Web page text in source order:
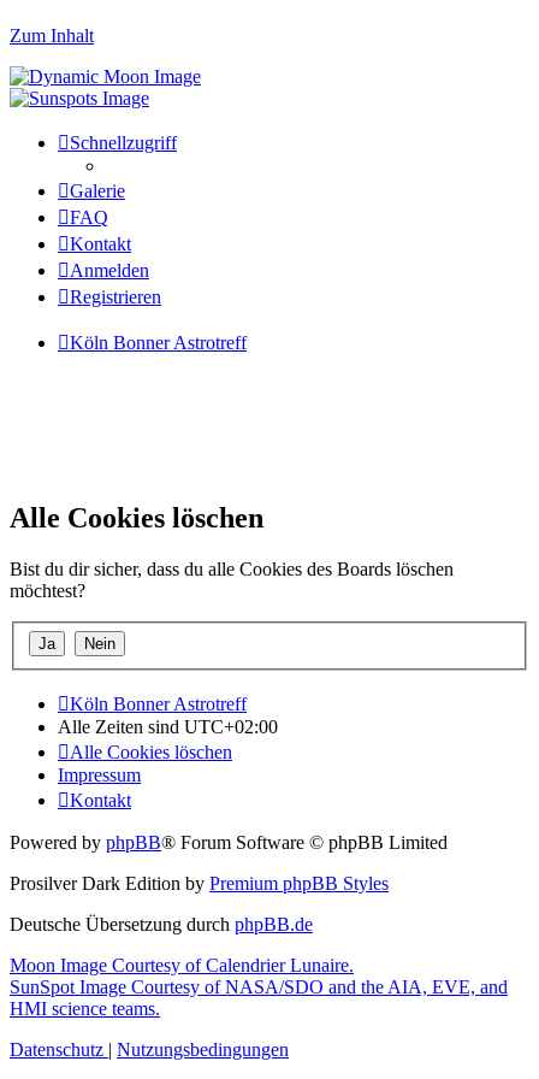
Zum Inhalt
Schnellzugriff
Galerie
FAQ
Kontakt
Anmelden
Registrieren
Köln Bonner Astrotreff
Alle Cookies löschen
Bist du dir sicher, dass du alle Cookies des Boards löschen
möchtest?
Köln Bonner Astrotreff
Alle Zeiten sind UTC+02:00
Alle Cookies löschen
Impressum
Kontakt
Powered by phpBB® Forum Software © phpBB Limited
Prosilver Dark Edition by Premium phpBB Styles
Deutsche Übersetzung durch phpBB.de
Moon Image Courtesy of Calendrier Lunaire.
SunSpot Image Courtesy of NASA/SDO and the AIA, EVE, and
HMI science teams.
Datenschutz | Nutzungsbedingungen